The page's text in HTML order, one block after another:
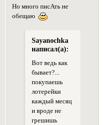
Но много писАть не
обещаю
Sayanochka
написал(а):
Вот ведь как
бывает?...
покупаешь
лотерейки
каждый месяц
и вроде не
грешишь